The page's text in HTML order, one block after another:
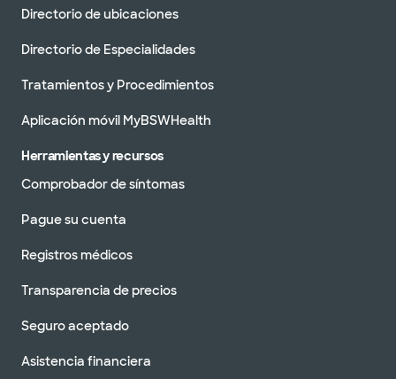
Directorio de ubicaciones
Directorio de Especialidades
Tratamientos y Procedimientos
Aplicación móvil MyBSWHealth
Herramientas y recursos
Comprobador de síntomas
Pague su cuenta
Registros médicos
Transparencia de precios
Seguro aceptado
Asistencia financiera